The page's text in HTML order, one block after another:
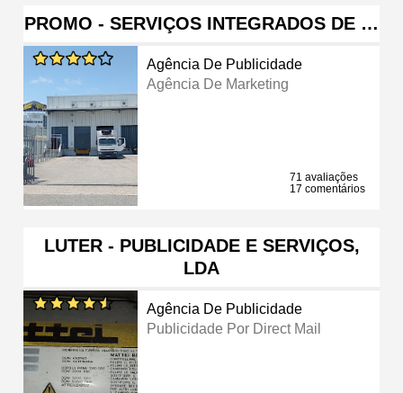
PROMO - SERVIÇOS INTEGRADOS DE …
Agência De Publicidade
Agência De Marketing
71 avaliações
17 comentários
LUTER - PUBLICIDADE E SERVIÇOS,
LDA
Agência De Publicidade
Publicidade Por Direct Mail